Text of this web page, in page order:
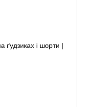
ґудзиках і шорти |